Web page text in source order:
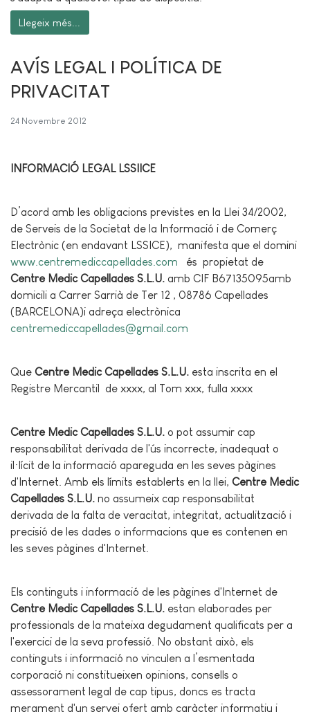
Llegeix més...
AVÍS LEGAL I POLÍTICA DE
PRIVACITAT
24 Novembre 2012
INFORMACIÓ LEGAL LSSIICE
D’acord amb les obligacions previstes en la Llei 34/2002,
de Serveis de la Societat de la Informació i de Comerç
Electrònic (en endavant LSSICE), manifesta que el domini
www.centremediccapellades.com és propietat de
Centre Medic Capellades S.L.U. amb CIF B67135095amb
domicili a Carrer Sarrià de Ter 12 , 08786 Capellades
(BARCELONA)i adreça electrònica
centremediccapellades@gmail.com
Que Centre Medic Capellades S.L.U. esta inscrita en el
Registre Mercantil de xxxx, al Tom xxx, fulla xxxx
Centre Medic Capellades S.L.U. o pot assumir cap
responsabilitat derivada de l'ús incorrecte, inadequat o
il·lícit de la informació apareguda en les seves pàgines
d'Internet. Amb els límits establerts en la llei, Centre Medic
Capellades S.L.U. no assumeix cap responsabilitat
derivada de la falta de veracitat, integritat, actualització i
precisió de les dades o informacions que es contenen en
les seves pàgines d'Internet.
Els continguts i informació de les pàgines d'Internet de
Centre Medic Capellades S.L.U. estan elaborades per
professionals de la mateixa degudament qualificats per a
l'exercici de la seva professió. No obstant això, els
continguts i informació no vinculen a l’esmentada
corporació ni constitueixen opinions, consells o
assessorament legal de cap tipus, doncs es tracta
merament d'un servei ofert amb caràcter informatiu i